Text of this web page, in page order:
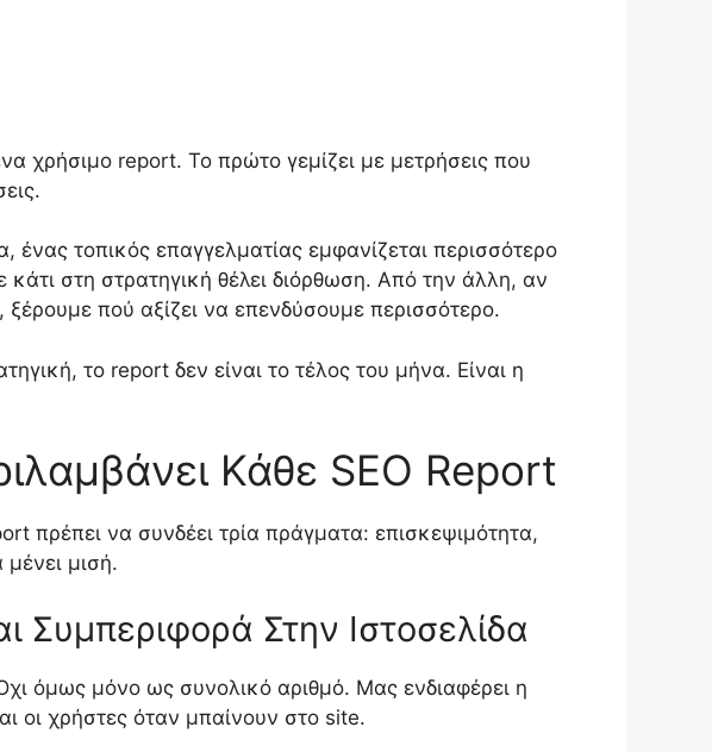
χρήσιμο report. Το πρώτο γεμίζει με μετρήσεις που
ένας τοπικός επαγγελματίας εμφανίζεται περισσότερο
στη στρατηγική θέλει διόρθωση. Από την άλλη, αν
πού αξίζει να επενδύσουμε περισσότερο.
το report δεν είναι το τέλος του μήνα. Είναι η
Κάθε SEO Report
πρέπει να συνδέει τρία πράγματα: επισκεψιμότητα,
μισή.
Συμπεριφορά Στην Ιστοσελίδα
όμως μόνο ως συνολικό αριθμό. Μας ενδιαφέρει η
οι χρήστες όταν μπαίνουν στο site.